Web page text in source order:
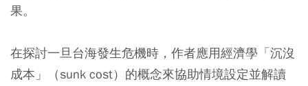
果。
在探討一旦台海發生危機時，作者應用經濟學「沉沒
成本」（sunk cost）的概念來協助情境設定並解讀